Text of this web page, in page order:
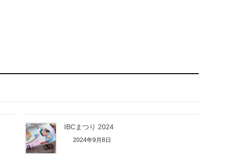
IBCまつり 2024
2024年9月8日